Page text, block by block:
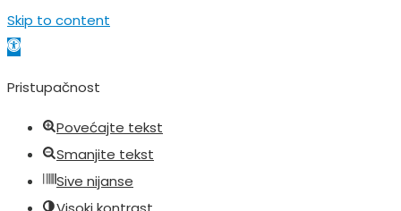
Skip to content
Open toolbar
Pristupačnost
Povećajte tekst
Smanjite tekst
Sive nijanse